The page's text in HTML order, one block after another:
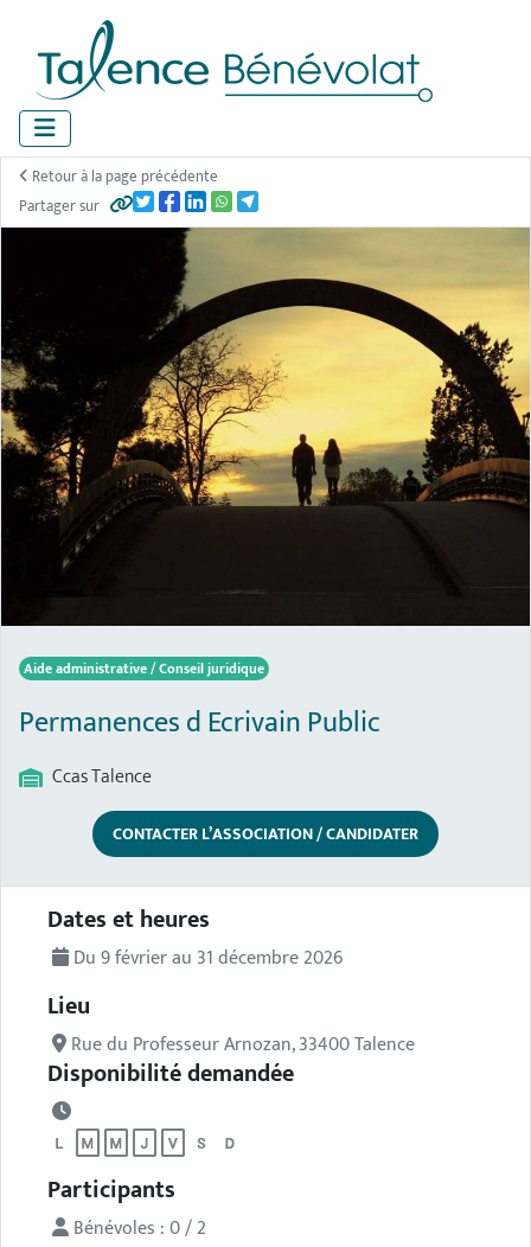
Retour à la page précédente
Partager sur
Aide administrative / Conseil juridique
Permanences d Ecrivain Public
Ccas Talence
CONTACTER L’ASSOCIATION / CANDIDATER
Description de l'actualité
Dates et heures
Du 9 février au 31 décembre 2026
Lieu
Rue du Professeur Arnozan, 33400 Talence
Disponibilité demandée
Participants
Bénévoles : 0 / 2
Panneau de gestion des cookies